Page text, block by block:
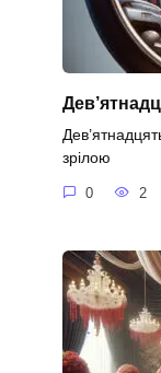
зрілою
0 2